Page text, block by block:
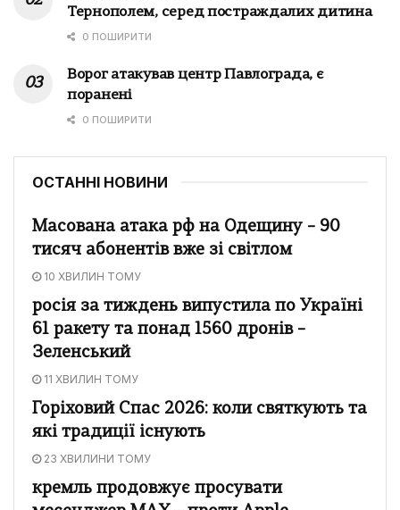
Тернополем, серед постраждалих дитина
0 ПОШИРИТИ
Ворог атакував центр Павлограда, є
поранені
0 ПОШИРИТИ
ОСТАННІ НОВИНИ
Масована атака рф на Одещину – 90
тисяч абонентів вже зі світлом
10 ХВИЛИН ТОМУ
росія за тиждень випустила по Україні
61 ракету та понад 1560 дронів –
Зеленський
11 ХВИЛИН ТОМУ
Горіховий Спас 2026: коли святкують та
які традиції існують
23 ХВИЛИНИ ТОМУ
кремль продовжує просувати